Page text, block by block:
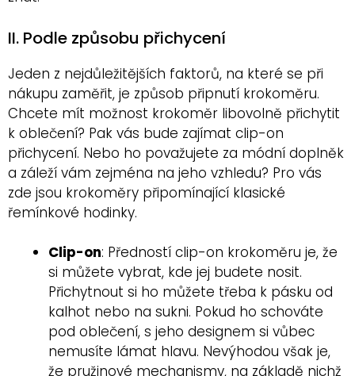
II. Podle způsobu přichycení
Jeden z nejdůležitějších faktorů, na které se při
nákupu zaměřit, je způsob připnutí krokoměru.
Chcete mít možnost krokoměr libovolně přichytit
k oblečení? Pak vás bude zajímat clip-on
přichycení. Nebo ho považujete za módní doplněk
a záleží vám zejména na jeho vzhledu? Pro vás
zde jsou krokoměry připomínající klasické
řemínkové hodinky.
Clip-on: Předností clip-on krokoměru je, že
si můžete vybrat, kde jej budete nosit.
Přichytnout si ho můžete třeba k pásku od
kalhot nebo na sukni. Pokud ho schováte
pod oblečení, s jeho designem si vůbec
nemusíte lámat hlavu. Nevýhodou však je,
že pružinové mechanismy, na základě nichž